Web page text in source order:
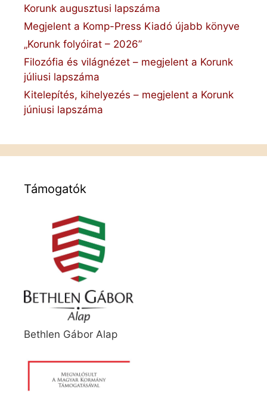
Korunk augusztusi lapszáma
Megjelent a Komp-Press Kiadó újabb könyve
„Korunk folyóirat – 2026”
Filozófia és világnézet – megjelent a Korunk
júliusi lapszáma
Kitelepítés, kihelyezés – megjelent a Korunk
júniusi lapszáma
Támogatók
Bethlen Gábor Alap